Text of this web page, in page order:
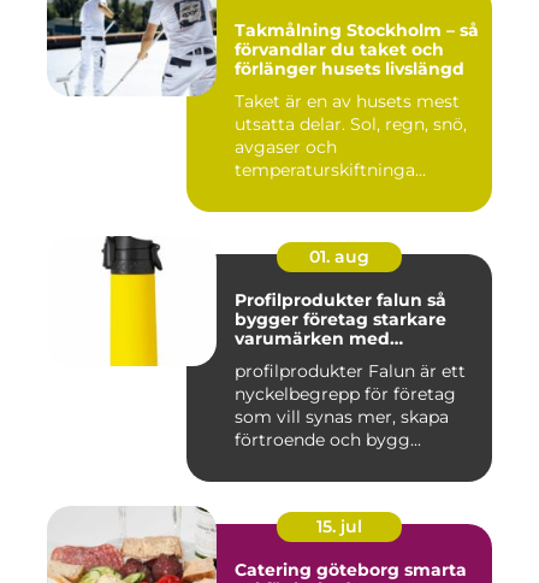
Takmålning Stockholm – så
förvandlar du taket och
förlänger husets livslängd
Taket är en av husets mest
utsatta delar. Sol, regn, snö,
avgaser och
temperaturskiftninga...
01. aug
Profilprodukter falun så
bygger företag starkare
varumärken med
profilprodukter Falun är ett
nyckelbegrepp för företag
som vill synas mer, skapa
förtroende och bygg...
15. jul
Catering göteborg smarta